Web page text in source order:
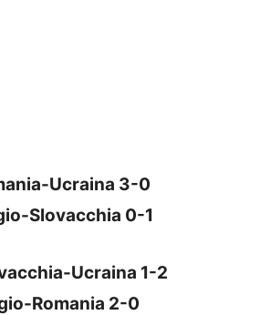
Ucraina 3-0
Slovacchia 0-1
Ucraina 1-2
Romania 2-0